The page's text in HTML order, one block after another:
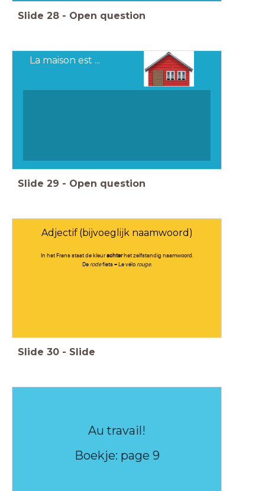
Slide 28 - Open question
La maison est ...
Slide 29 - Open question
Adjectif (bijvoeglijk naamwoord)
In het Frans staat de kleurachterhet zelfstandig naamwoord.
Derodefiets = Le vélorouge.
Slide 30 - Slide
Au travail!
Boekje: page 9